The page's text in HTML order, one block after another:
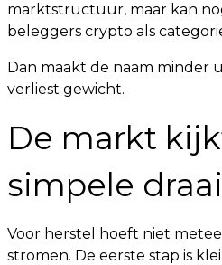
marktstructuur, maar kan
beleggers crypto als
Dan maakt de naam minder
verliest gewicht.
De markt
simpele draai
Voor herstel hoeft niet
stromen. De eerste stap is